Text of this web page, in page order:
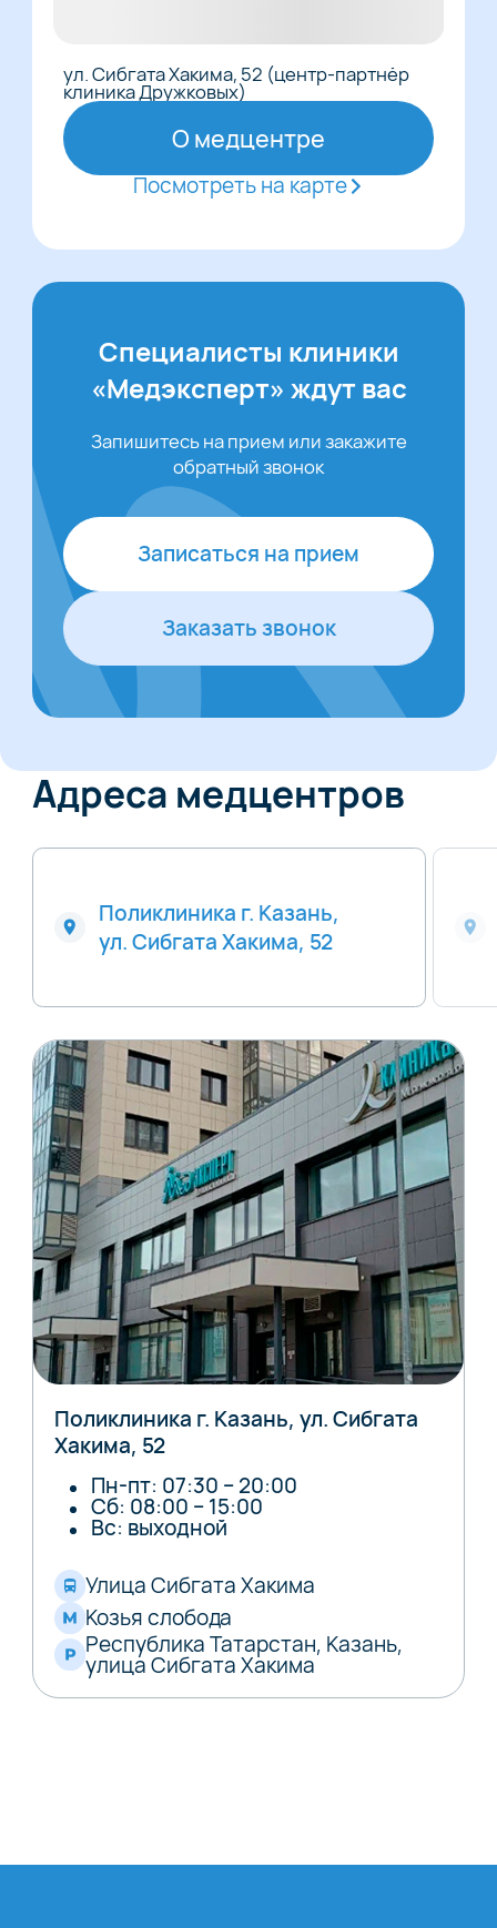
ул. Сибгата Хакима, 52 (центр-партнёр
клиника Дружковых)
О медцентре
Посмотреть на карте
Специалисты клиники
«Медэксперт» ждут вас
Запишитесь на прием или закажите
обратный звонок
Записаться на прием
Заказать звонок
Адреса медцентров
Поликлиника г. Казань,
ул. Сибгата Хакима, 52
Поликлиника г. Казань, ул. Сибгата
Хакима, 52
Пн-пт: 07:30 – 20:00
Сб: 08:00 – 15:00
Вс: выходной
Улица Сибгата Хакима
Козья слобода
Республика Татарстан, Казань,
улица Сибгата Хакима